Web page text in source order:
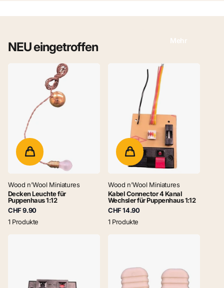
NEU eingetroffen Mehr
Wood n'Wool Miniatures
Decken Leuchte für
Puppenhaus 1:12
CHF 9.90
1 Produkte
Wood n'Wool Miniatures
Kabel Connector 4 Kanal
Wechsler für Puppenhaus 1:12
CHF 14.90
1 Produkte